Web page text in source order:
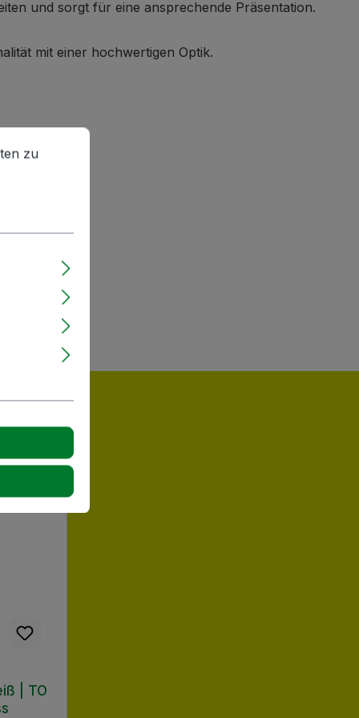
und sorgt für eine ansprechende Präsentation.
mit einer hochwertigen Optik.
| TO
zu können.
Mehr Informationen ...
zu